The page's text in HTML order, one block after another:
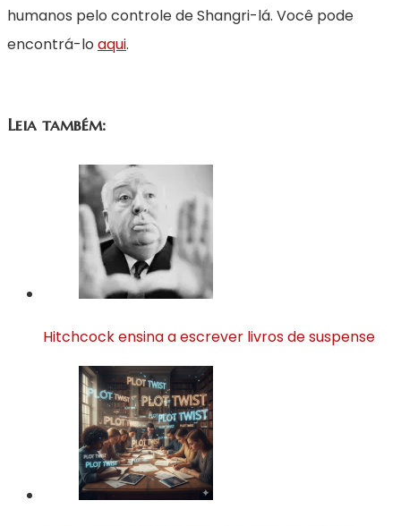
humanos pelo controle de Shangri-lá. Você pode
encontrá-lo aqui.
Leia também:
Hitchcock ensina a escrever livros de suspense